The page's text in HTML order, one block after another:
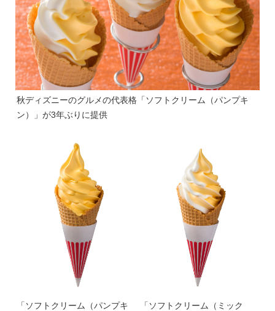
秋ディズニーのグルメの代表格「ソフトクリーム（パンプキ
ン）」が3年ぶりに提供
「ソフトクリーム（パンプキ
「ソフトクリーム（ミック